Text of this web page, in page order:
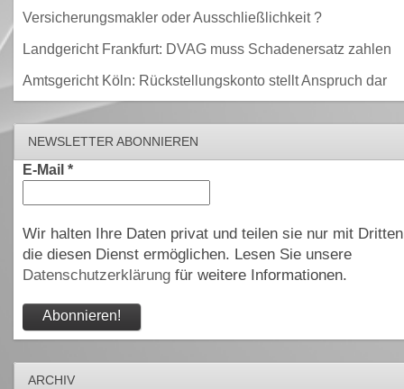
Versicherungsmakler oder Ausschließlichkeit ?
Landgericht Frankfurt: DVAG muss Schadenersatz zahlen
Amtsgericht Köln: Rückstellungskonto stellt Anspruch dar
NEWSLETTER ABONNIEREN
E-Mail *
Wir halten Ihre Daten privat und teilen sie nur mit
die diesen Dienst ermöglichen. Lesen Sie unsere
Datenschutzerklärungfür weitere Informationen.
ARCHIV